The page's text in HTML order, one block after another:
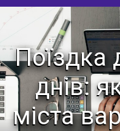
Поїздка
днів:
міста